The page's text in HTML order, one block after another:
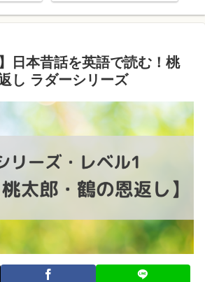
日本昔話を英語で読む！桃
し ラダーシリーズ